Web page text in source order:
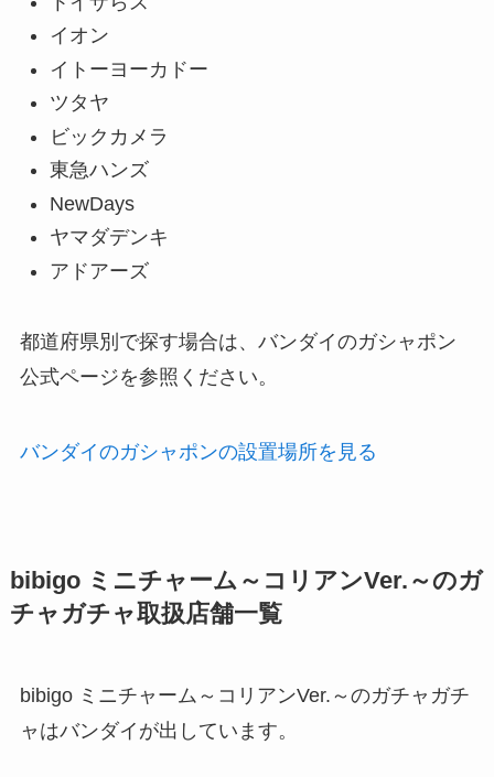
イオン
イトーヨーカドー
ツタヤ
ビックカメラ
東急ハンズ
NewDays
ヤマダデンキ
アドアーズ
都道府県別で探す場合は、バンダイのガシャポン
公式ページを参照ください。
バンダイのガシャポンの設置場所を見る
bibigo ミニチャーム～コリアンVer.～のガ
チャガチャ取扱店舗一覧
bibigo ミニチャーム～コリアンVer.～のガチャガチ
ャはバンダイが出しています。